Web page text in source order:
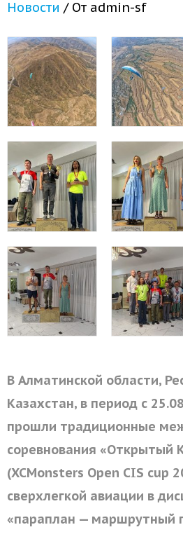
Новости / От admin-sf
В Алматинской области,
Казахстан, в период с
прошли традиционные
соревнования «Открытый
(XCMonsters Open CIS cup
сверхлегкой авиации в
«параплан — маршрутный